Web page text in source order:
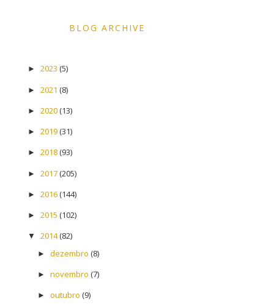
BLOG ARCHIVE
► 2023 (5)
► 2021 (8)
► 2020(13)
► 2019(31)
► 2018(93)
► 2017(205)
► 2016(144)
► 2015 (102)
▼ 2014(82)
► dezembro (8)
► novembro (7)
► outubro (9)